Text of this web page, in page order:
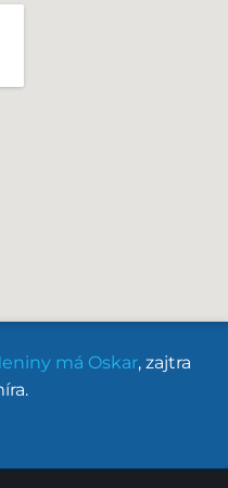
má Oskar, zajtra
.